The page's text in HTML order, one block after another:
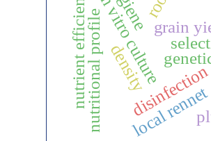
disinfection
in vitro culture
nutritional profile local rennet
grain
nutrient efficiency density